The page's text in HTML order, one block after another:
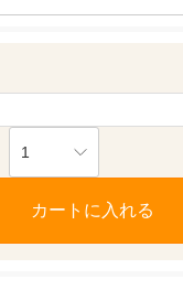
1
カートに入れる